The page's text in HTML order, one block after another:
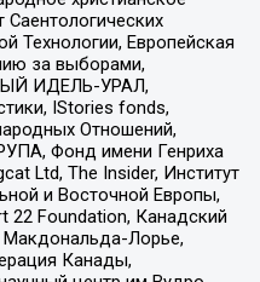
Технологии, Европейская
за выборами,
ИДЕЛЬ-УРАЛ,
IStories fonds,
Отношений,
Фонд имени Генриха
Ltd, The Insider, Институт
и Восточной Европы,
22 Foundation, Канадский
Макдональда-Лорье,
Канады,